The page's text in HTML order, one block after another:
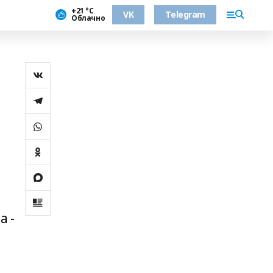
+21 °С
Облачно VK Telegram
-